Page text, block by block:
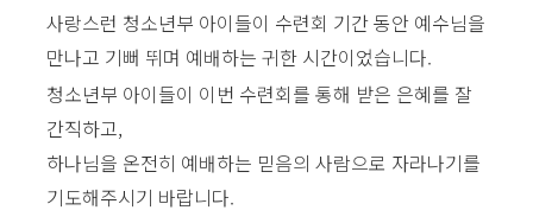
사랑스런 청소년부 아이들이 수련회 기간 동안 예수님을
만나고 기뻐 뛰며 예배하는 귀한 시간이었습니다.
청소년부 아이들이 이번 수련회를 통해 받은 은혜를 잘
간직하고,
하나님을 온전히 예배하는 믿음의 사람으로 자라나기를
기도해주시기 바랍니다.